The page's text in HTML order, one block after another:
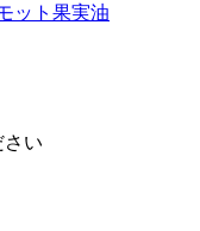
ット果実油
い